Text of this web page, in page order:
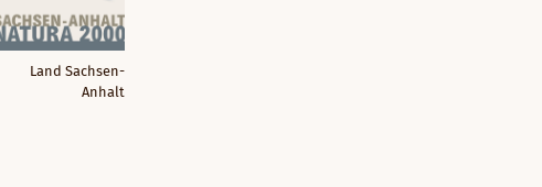
Land Sachsen-
Anhalt